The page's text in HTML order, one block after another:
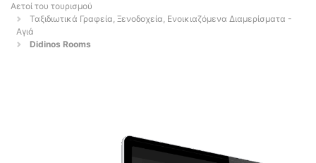
Αετοί του τουρισμού
Ταξιδιωτικά Γραφεία, Ξενοδοχεία, Ενοικιαζόμενα Διαμερίσματα -
Αγιά
Didinos Rooms